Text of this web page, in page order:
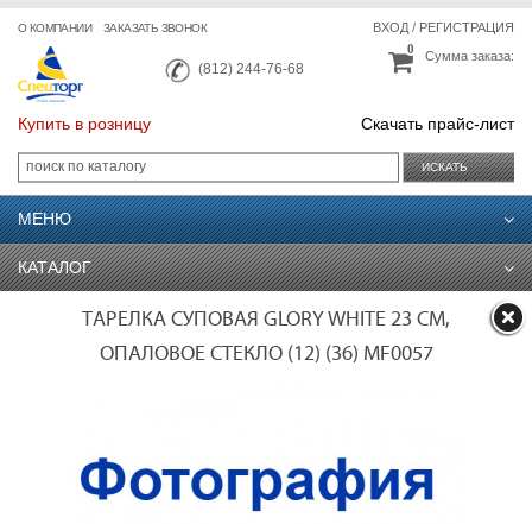
О КОМПАНИИ ЗАКАЗАТЬ ЗВОНОК
(812) 244-76-68
ВХОД/ РЕГИСТРАЦИЯ
Сумма заказа:
0
Купить в розницу Скачать прайс-лист
ИСКАТЬ
МЕНЮ
КАТАЛОГ
ТАРЕЛКА СУПОВАЯ GLORY WHITE 23 СМ,
ОПАЛОВОЕ СТЕКЛО (12) (36) MF0057